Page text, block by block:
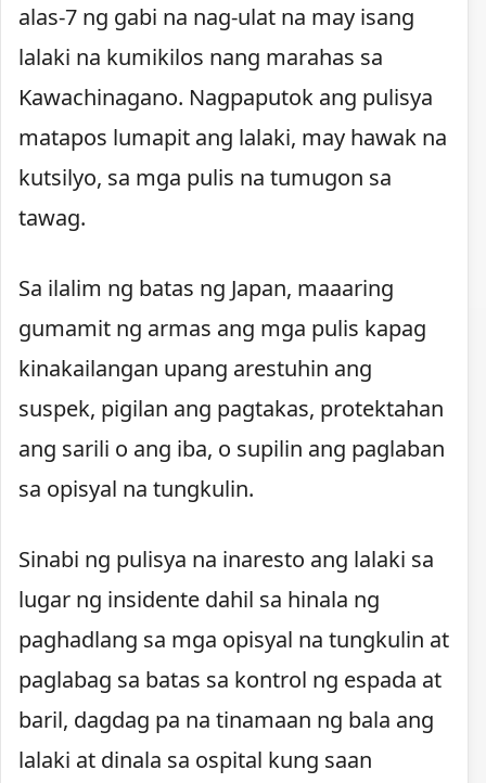
alas-7 ng gabi na nag-ulat na may isang
lalaki na kumikilos nang marahas sa
Kawachinagano. Nagpaputok ang pulisya
matapos lumapit ang lalaki, may hawak na
kutsilyo, sa mga pulis na tumugon sa
tawag.
Sa ilalim ng batas ng Japan, maaaring
gumamit ng armas ang mga pulis kapag
kinakailangan upang arestuhin ang
suspek, pigilan ang pagtakas, protektahan
ang sarili o ang iba, o supilin ang paglaban
sa opisyal na tungkulin.
Sinabi ng pulisya na inaresto ang lalaki sa
lugar ng insidente dahil sa hinala ng
paghadlang sa mga opisyal na tungkulin at
paglabag sa batas sa kontrol ng espada at
baril, dagdag pa na tinamaan ng bala ang
lalaki at dinala sa ospital kung saan